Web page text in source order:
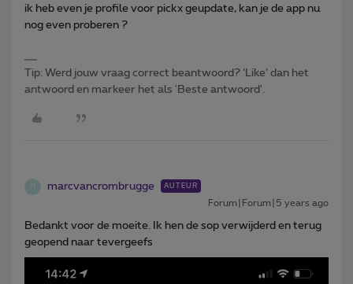
ik heb even je profile voor pickx geupdate, kan je de app nu
nog even proberen ?
Tip: Werd jouw vraag correct beantwoord? ‘Like’ dan het
antwoord en markeer het als 'Beste antwoord'.
M marcvancrombrugge AUTEUR
Forum|Forum|5 years ago
Bedankt voor de moeite. Ik hen de sop verwijderd en terug
geopend naar tevergeefs